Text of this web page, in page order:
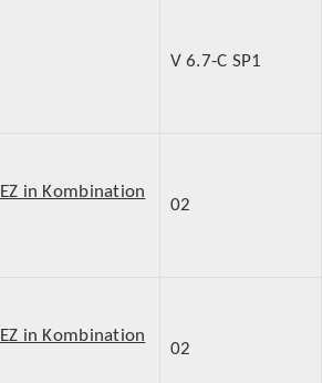
V 6.7-C SP1
in Kombination
02
in Kombination
02